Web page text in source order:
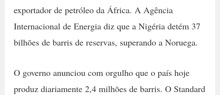
exportador de petróleo da África. A Agência
Internacional de Energia diz que a Nigéria detém 37
bilhões de barris de reservas, superando a Noruega.
O governo anunciou com orgulho que o país hoje
produz diariamente 2,4 milhões de barris. O Standard